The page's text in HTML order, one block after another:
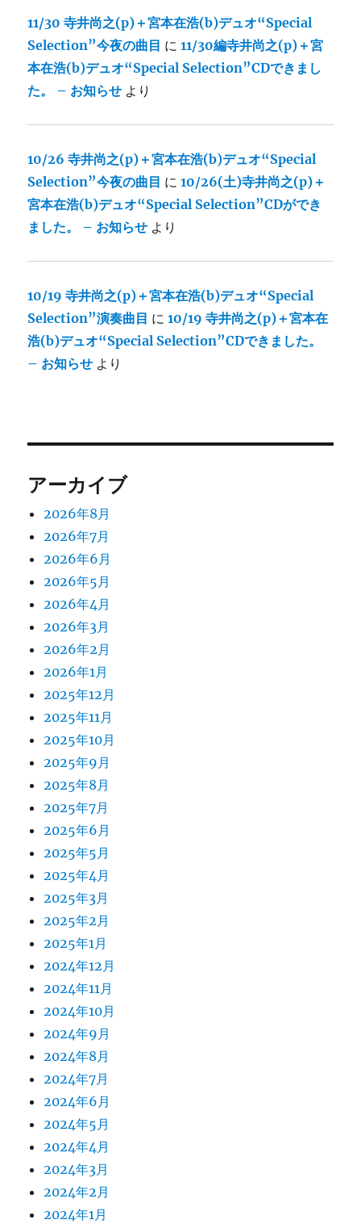
11/30 寺井尚之(p)＋宮本在浩(b)デュオ“Special
Selection”今夜の曲目 に11/30編寺井尚之(p)＋宮
本在浩(b)デュオ“Special Selection”CDできまし
た。 – お知らせ より
10/26 寺井尚之(p)＋宮本在浩(b)デュオ“Special
Selection”今夜の曲目 に10/26(土)寺井尚之(p)＋
宮本在浩(b)デュオ“Special Selection”CDができ
ました。 – お知らせ より
10/19 寺井尚之(p)＋宮本在浩(b)デュオ“Special
Selection”演奏曲目 に10/19 寺井尚之(p)＋宮本在
浩(b)デュオ“Special Selection”CDできました。
– お知らせ より
アーカイブ
2026年8月
2026年7月
2026年6月
2026年5月
2026年4月
2026年3月
2026年2月
2026年1月
2025年12月
2025年11月
2025年10月
2025年9月
2025年8月
2025年7月
2025年6月
2025年5月
2025年4月
2025年3月
2025年2月
2025年1月
2024年12月
2024年11月
2024年10月
2024年9月
2024年8月
2024年7月
2024年6月
2024年5月
2024年4月
2024年3月
2024年2月
2024年1月